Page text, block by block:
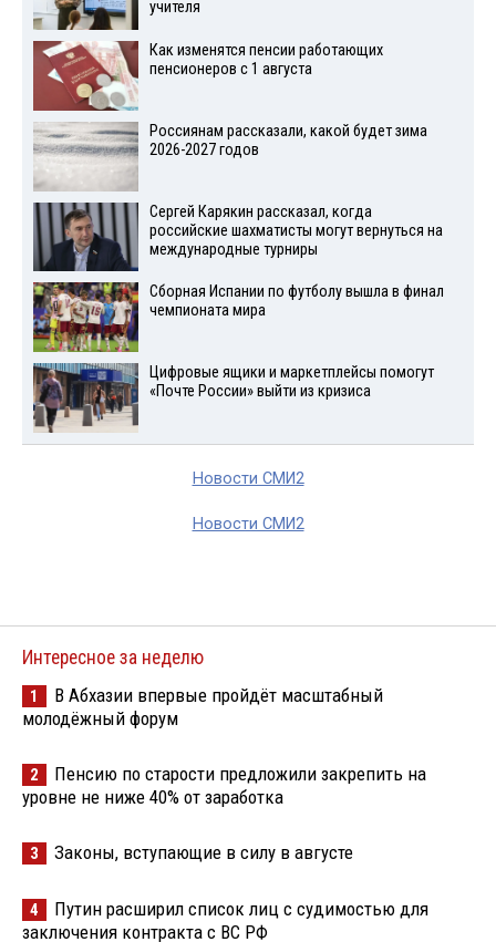
учителя
Как изменятся пенсии работающих
пенсионеров с 1 августа
Россиянам рассказали, какой будет зима
2026-2027 годов
Сергей Карякин рассказал, когда
российские шахматисты могут вернуться на
международные турниры
Сборная Испании по футболу вышла в финал
чемпионата мира
Цифровые ящики и маркетплейсы помогут
«Почте России» выйти из кризиса
Новости СМИ2
Новости СМИ2
Интересное за неделю
1
В Абхазии впервые пройдёт масштабный
молодёжный форум
2
Пенсию по старости предложили закрепить на
уровне не ниже 40% от заработка
3 Законы, вступающие в силу в августе
4
Путин расширил список лиц с судимостью для
заключения контракта с ВС РФ